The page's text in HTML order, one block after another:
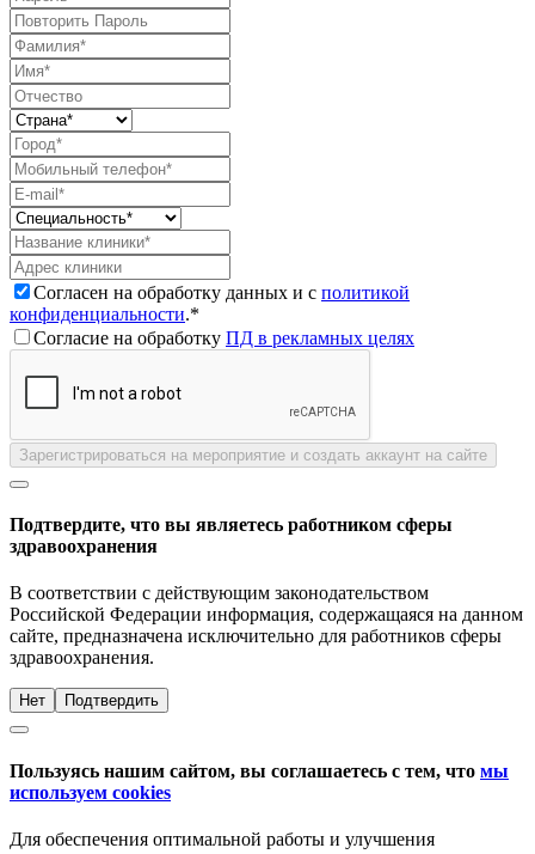
Согласен на обработку данных и с политикой
конфиденциальности.*
Согласие на обработку ПД в рекламных целях
Зарегистрироваться на мероприятие и создать аккаунт на сайте
Подтвердите, что вы являетесь работником сферы
здравоохранения
В соответствии с действующим законодательством
Российской Федерации информация, содержащаяся на данном
сайте, предназначена исключительно для работников сферы
здравоохранения.
Нет Подтвердить
Пользуясь нашим сайтом, вы соглашаетесь с тем, что мы
используем cookies
Для обеспечения оптимальной работы и улучшения